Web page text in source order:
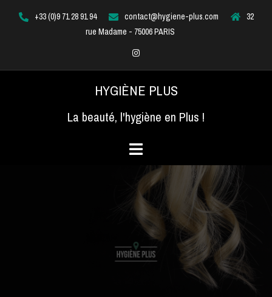
+33 (0)9 71 28 91 94 contact@hygiene-plus.com
32
rue Madame - 75006 PARIS
Instagram
HYGIÈNE PLUS
La beauté, l'hygiène en Plus !